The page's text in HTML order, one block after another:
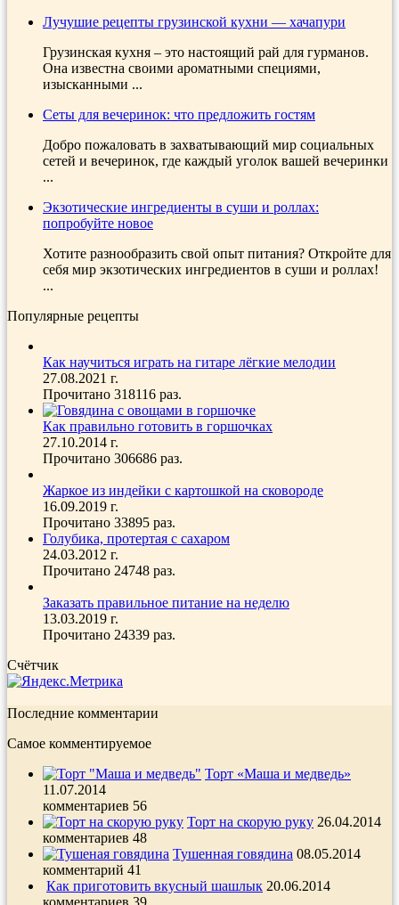
Лучушие рецепты грузинской кухни — хачапури
Грузинская кухня – это настоящий рай для гурманов.
Она известна своими ароматными специями,
изысканными ...
Сеты для вечеринок: что предложить гостям
Добро пожаловать в захватывающий мир социальных
сетей и вечеринок, где каждый уголок вашей вечеринки
...
Экзотические ингредиенты в суши и роллах:
попробуйте новое
Хотите разнообразить свой опыт питания? Откройте для
себя мир экзотических ингредиентов в суши и роллах!
...
Популярные рецепты
Как научиться играть на гитаре лёгкие мелодии
27.08.2021 г.
Прочитано 318116 раз.
Как правильно готовить в горшочках
27.10.2014 г.
Прочитано 306686 раз.
Жаркое из индейки с картошкой на сковороде
16.09.2019 г.
Прочитано 33895 раз.
Голубика, протертая с сахаром
24.03.2012 г.
Прочитано 24748 раз.
Заказать правильное питание на неделю
13.03.2019 г.
Прочитано 24339 раз.
Счётчик
Последние комментарии
Самое комментируемое
Торт «Маша и медведь»
11.07.2014
комментариев 56
Торт на скорую руку 26.04.2014
комментариев 48
Тушенная говядина 08.05.2014
комментарий 41
Как приготовить вкусный шашлык 20.06.2014
комментариев 39